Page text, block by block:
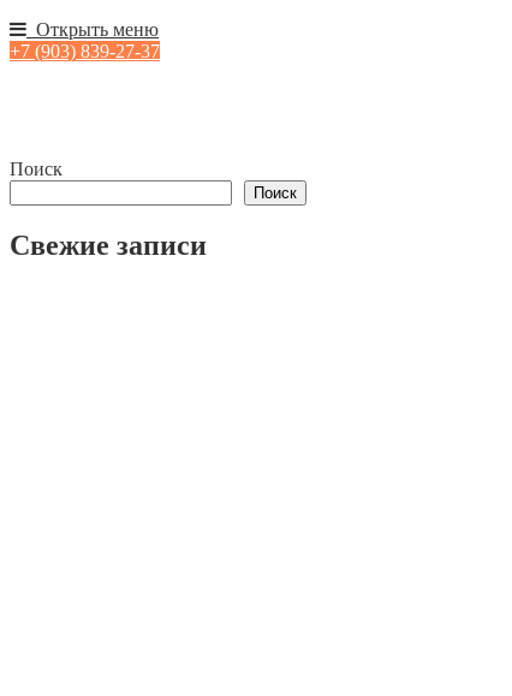
Открыть меню
+7 (903) 839-27-37
Поиск
Поиск
Свежие записи